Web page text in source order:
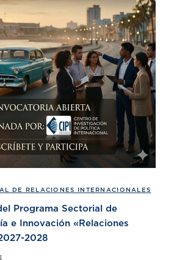
DE RELACIONES INTERNACIONALES
Programa Sectorial de
e Innovación «Relaciones
2028